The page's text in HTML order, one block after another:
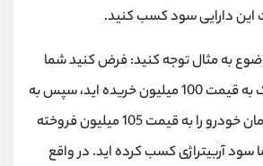
این دارایی سود کسب کنید.
به مثال توجه کنید: فرض کنید شما
خودرویی را از شهر یک به قیمت 100 میلیون خریده اید، سپس به
شهر دو رفته اید و همان خودرو را به قیمت 105 میلیون فروخته
سود آربیتراژی کسب کرده اید. در واقع